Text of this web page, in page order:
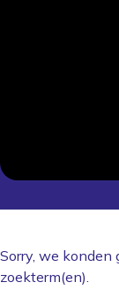
Sorry, we konden
zoekterm(en).